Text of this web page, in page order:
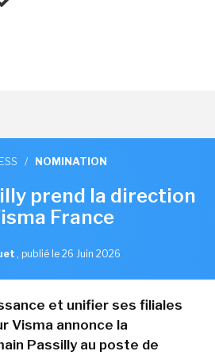
/ NOMINATION
prend la direction
France
, publié le 26 Juin 2026
et unifier ses filiales
Visma annonce la
Passilly au poste de